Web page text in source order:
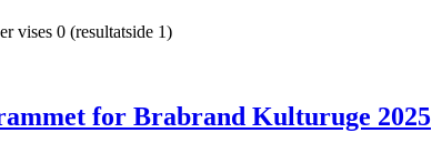
vises 0 (resultatside 1)
for Brabrand Kulturuge 2025